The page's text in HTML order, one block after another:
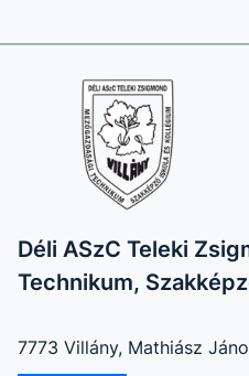
Déli ASzC Teleki
Technikum,
7773 Villány, Mathiász